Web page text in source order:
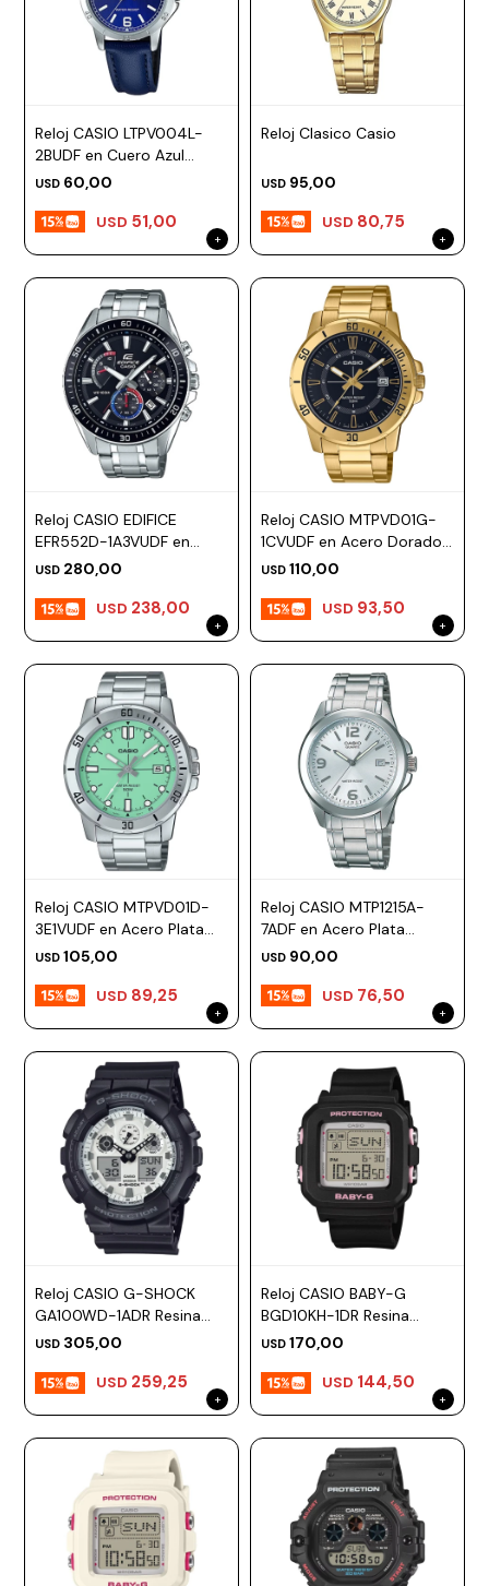
Reloj CASIO LTPV004L-
2BUDF en Cuero Azul
Esfera 35mm
USD 60,00
USD 51,00
Reloj Clasico Casio
USD 95,00
USD 80,75
Reloj CASIO EDIFICE
EFR552D-1A3VUDF en
Acero Plateado Esfera
USD 280,00
USD 238,00
Reloj CASIO MTPVD01G-
1CVUDF en Acero Dorado
Esfera 45mm
USD 110,00
USD 93,50
Reloj CASIO MTPVD01D-
3E1VUDF en Acero Plata
Esfera 45mm
USD 105,00
USD 89,25
Reloj CASIO MTP1215A-
7ADF en Acero Plata
Esfera 39mm
USD 90,00
USD 76,50
Reloj CASIO G-SHOCK
GA100WD-1ADR Resina
Negro Esfera 52mm
USD 305,00
USD 259,25
Reloj CASIO BABY-G
BGD10KH-1DR Resina
Negro Esfera 40mm
USD 170,00
USD 144,50